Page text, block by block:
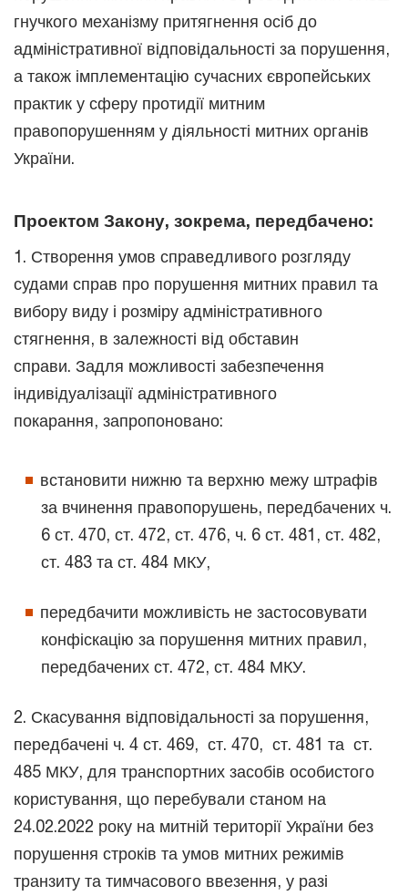
гнучкого механізму притягнення осіб до
адміністративної відповідальності за порушення,
а також імплементацію сучасних європейських
практик у сферу протидії митним
правопорушенням у діяльності митних органів
України.
Проектом Закону, зокрема, передбачено:
1. Створення умов справедливого розгляду
судами справ про порушення митних правил та
вибору виду і розміру адміністративного
стягнення, в залежності від обставин
справи. Задля можливості забезпечення
індивідуалізації адміністративного
покарання, запропоновано:
встановити нижню та верхню межу штрафів
за вчинення правопорушень, передбачених ч.
6 ст. 470, ст. 472, ст. 476, ч. 6 ст. 481, ст. 482,
ст. 483 та ст. 484 МКУ,
передбачити можливість не застосовувати
конфіскацію за порушення митних правил,
передбачених ст. 472, ст. 484 МКУ.
2. Скасування відповідальності за порушення,
передбачені ч. 4 ст. 469, ст. 470, ст. 481 та ст.
485 МКУ, для транспортних засобів особистого
користування, що перебували станом на
24.02.2022 року на митній території України без
порушення строків та умов митних режимів
транзиту та тимчасового ввезення, у разі